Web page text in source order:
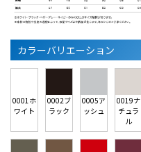
カラーバリエーション
0001ホ
ワイト
0002ブ
ラック
0005ア
ッシュ
0019ナ
チュラ
ル